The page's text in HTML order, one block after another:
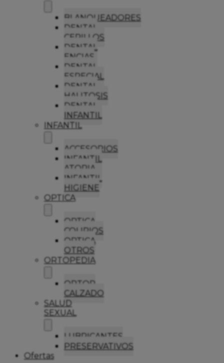
BLANQUEADORES
DENTAL
CEPILLOS
DENTAL
ENCIAS
DENTAL
ESPECIAL
DENTAL
HALITOSIS
DENTAL
INFANTIL
INFANTIL
ACCESORIOS
INFANTIL
ATOPIA
INFANTIL
HIGIENE
OPTICA
OPTICA
COLIRIOS
OPTICA
OTROS
ORTOPEDIA
ORTOP
CALZADO
SALUD
SEXUAL
LUBRICANTES
PRESERVATIVOS
Ofertas